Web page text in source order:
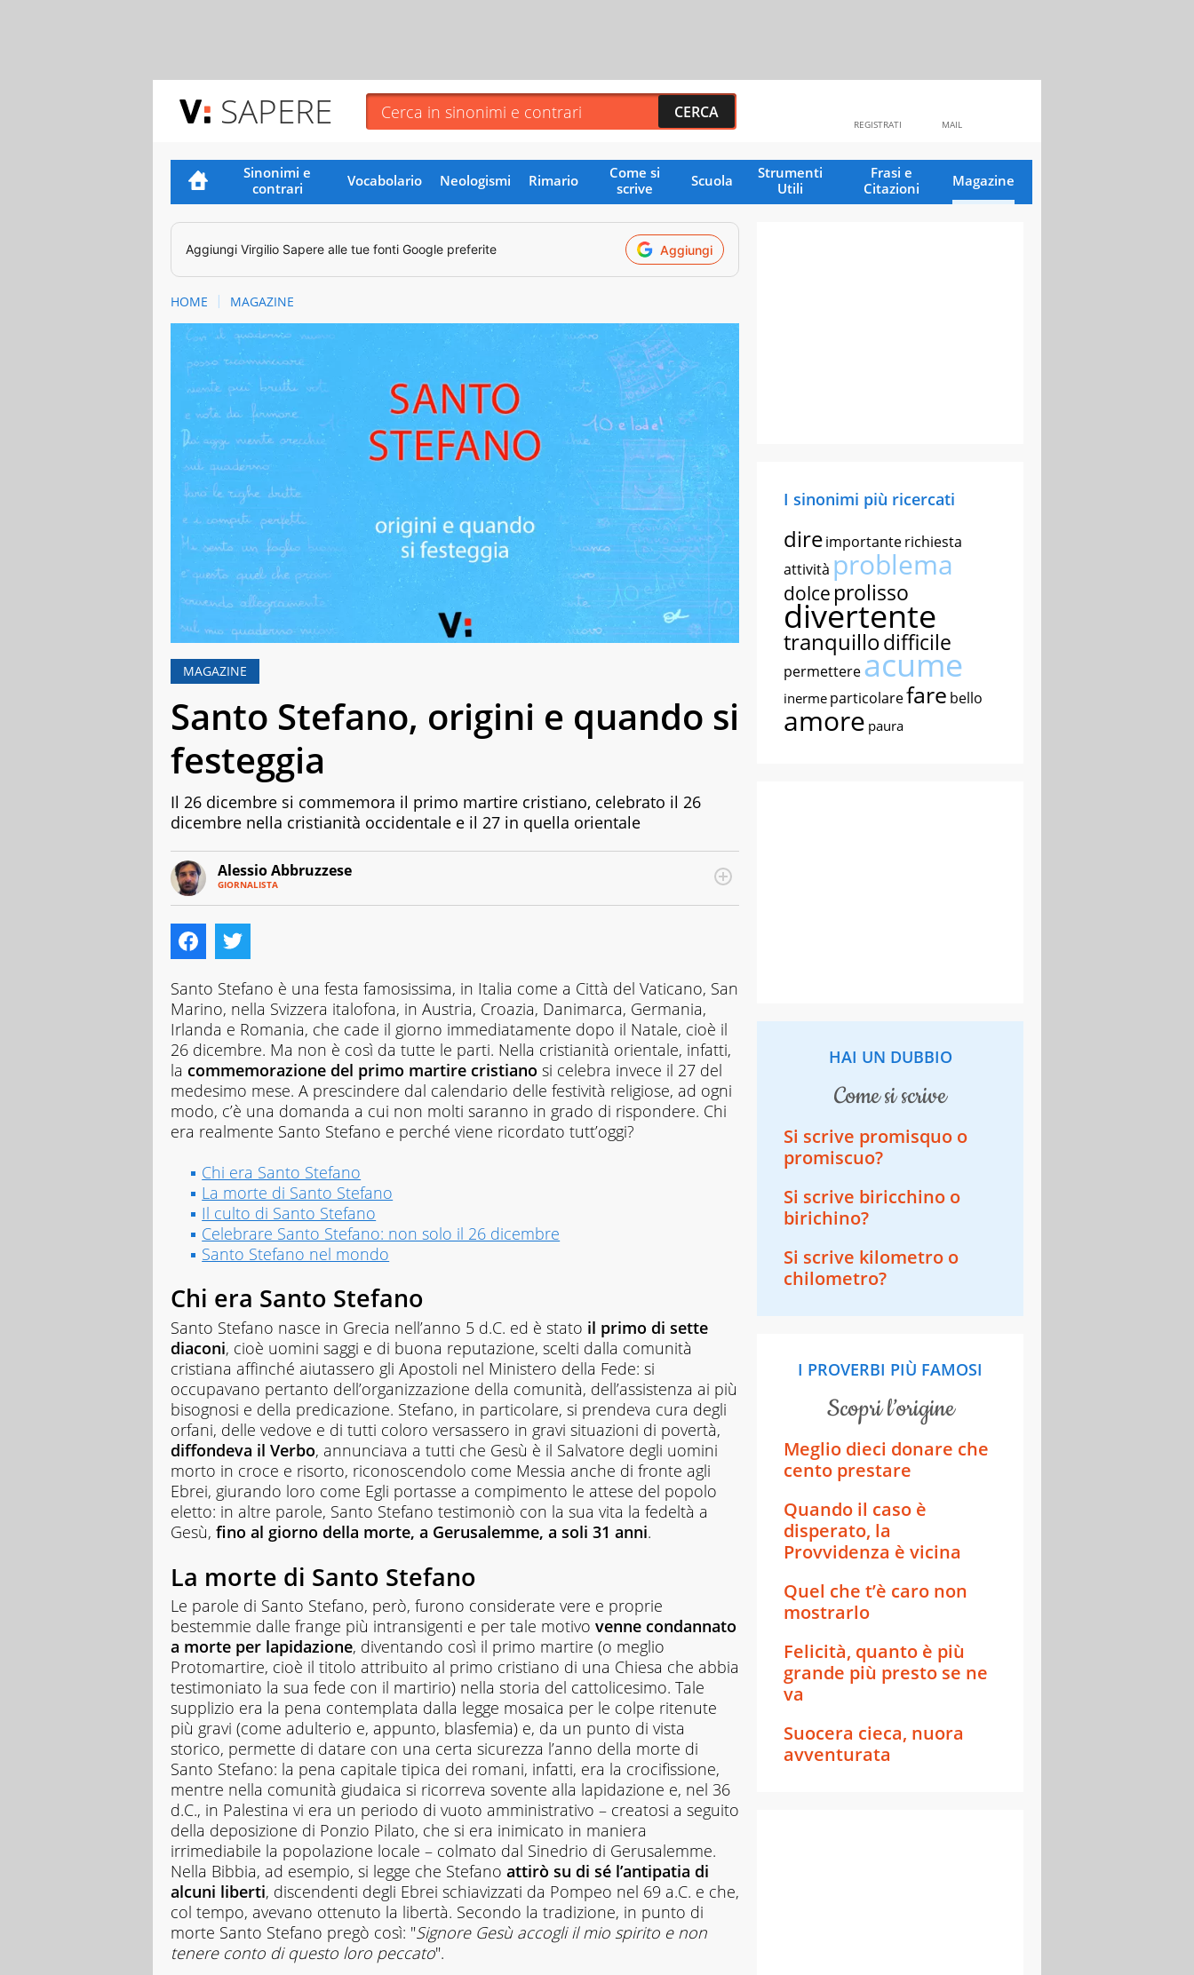
SAPERE MAIL
REGISTRATI
Sinonimi e
contrari
Vocabolario Neologismi Rimario
Come si
scrive
Scuola
Strumenti
Utili
Frasi e
Citazioni
Magazine
Aggiungi Virgilio Sapere alle tue fonti Google preferite Aggiungi
HOME MAGAZINE
MAGAZINE
Santo Stefano, origini e quando si
festeggia
Il 26 dicembre si commemora il primo martire cristiano, celebrato il 26
dicembre nella cristianità occidentale e il 27 in quella orientale
Alessio Abbruzzese
GIORNALISTA
cresciuto
a
mi
appassiono
fin
da
piccolissimo
al
mondo
classico
e
a
sport,
dicotomia
che
ancora
oggi
fa
della
mia
vita.
Potete
leggermi
sulle
pagine
de
Il
cuoio
sul
Corriere
dello
Sport,
e
sul
sito
del
Guerin
Sportivo.
Mi
interesso
di
numerosissime
altre
cose,
ma
di
quelle
di
solito
non
scrivo.
Santo Stefano è una festa famosissima, in Italia come a Città del Vaticano, San
Marino, nella Svizzera italofona, in Austria, Croazia, Danimarca, Germania,
Irlanda e Romania, che cade il giorno immediatamente dopo il Natale, cioè il
26 dicembre. Ma non è così da tutte le parti. Nella cristianità orientale, infatti,
la commemorazione del primo martire cristiano si celebra invece il 27 del
medesimo mese. A prescindere dal calendario delle festività religiose, ad ogni
modo, c’è una domanda a cui non molti saranno in grado di rispondere. Chi
era realmente Santo Stefano e perché viene ricordato tutt’oggi?
Chi era Santo Stefano
La morte di Santo Stefano
Il culto di Santo Stefano
Celebrare Santo Stefano: non solo il 26 dicembre
Santo Stefano nel mondo
Chi era Santo Stefano
Santo Stefano nasce in Grecia nell’anno 5 d.C. ed è stato il primo di sette
diaconi, cioè uomini saggi e di buona reputazione, scelti dalla comunità
cristiana affinché aiutassero gli Apostoli nel Ministero della Fede: si
occupavano pertanto dell’organizzazione della comunità, dell’assistenza ai più
bisognosi e della predicazione. Stefano, in particolare, si prendeva cura degli
orfani, delle vedove e di tutti coloro versassero in gravi situazioni di povertà,
diffondeva il Verbo, annunciava a tutti che Gesù è il Salvatore degli uomini
morto in croce e risorto, riconoscendolo come Messia anche di fronte agli
Ebrei, giurando loro come Egli portasse a compimento le attese del popolo
eletto: in altre parole, Santo Stefano testimoniò con la sua vita la fedeltà a
Gesù, fino al giorno della morte, a Gerusalemme, a soli 31 anni.
La morte di Santo Stefano
Le parole di Santo Stefano, però, furono considerate vere e proprie
bestemmie dalle frange più intransigenti e per tale motivo venne condannato
a morte per lapidazione, diventando così il primo martire (o meglio
Protomartire, cioè il titolo attribuito al primo cristiano di una Chiesa che abbia
testimoniato la sua fede con il martirio) nella storia del cattolicesimo. Tale
supplizio era la pena contemplata dalla legge mosaica per le colpe ritenute
più gravi (come adulterio e, appunto, blasfemia) e, da un punto di vista
storico, permette di datare con una certa sicurezza l’anno della morte di
Santo Stefano: la pena capitale tipica dei romani, infatti, era la crocifissione,
mentre nella comunità giudaica si ricorreva sovente alla lapidazione e, nel 36
d.C., in Palestina vi era un periodo di vuoto amministrativo – creatosi a seguito
della deposizione di Ponzio Pilato, che si era inimicato in maniera
irrimediabile la popolazione locale – colmato dal Sinedrio di Gerusalemme.
Nella Bibbia, ad esempio, si legge che Stefano attirò su di sé l’antipatia di
alcuni liberti, discendenti degli Ebrei schiavizzati da Pompeo nel 69 a.C. e che,
col tempo, avevano ottenuto la libertà. Secondo la tradizione, in punto di
morte Santo Stefano pregò così: "Signore Gesù accogli il mio spirito e non
tenere conto di questo loro peccato".
I sinonimi più ricercati
direimportanterichiesta
attività problema
dolce prolisso
divertente
tranquillodifficile
permettereacume
inerme particolarefare bello
amore paura
HAI UN DUBBIO
come si scrive
Si scrive promisquo o
promiscuo?
Si scrive biricchino o
birichino?
Si scrive kilometro o
chilometro?
I PROVERBI PIÙ FAMOSI
scopri l’origine
Meglio dieci donare che
cento prestare
Quando il caso è
disperato, la
Provvidenza è vicina
Quel che t’è caro non
mostrarlo
Felicità, quanto è più
grande più presto se ne
va
Suocera cieca, nuora
avventurata